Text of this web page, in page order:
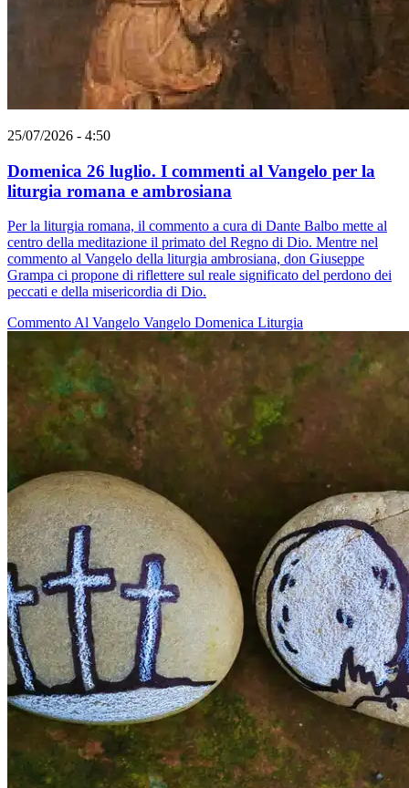
25/07/2026 - 4:50
Domenica 26 luglio. I commenti al Vangelo per la
liturgia romana e ambrosiana
Per la liturgia romana, il commento a cura di Dante Balbo mette al
centro della meditazione il primato del Regno di Dio. Mentre nel
commento al Vangelo della liturgia ambrosiana, don Giuseppe
Grampa ci propone di riflettere sul reale significato del perdono dei
peccati e della misericordia di Dio.
Commento Al Vangelo Vangelo Domenica Liturgia